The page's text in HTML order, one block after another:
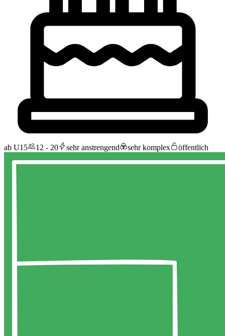
ab U15 12 - 20 sehr anstrengend sehr komplex öffentlich